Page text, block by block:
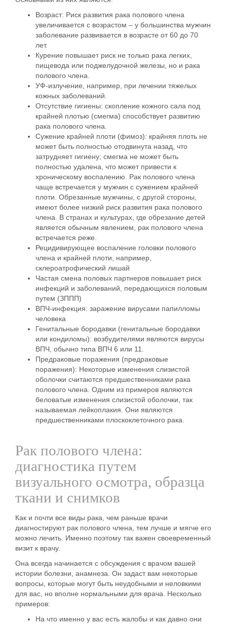
Возраст: Риск развития рака полового члена
увеличивается с возрастом – у большинства мужчин
заболевание развивается в возрасте от 60 до 70
лет.
Курение повышает риск не только рака легких,
пищевода или поджелудочной железы, но и рака
полового члена.
УФ-излучение
например, при лечении тяжелых
кожных заболеваний.
Отсутствие гигиены: скопление кожного сала под
крайней плотью (смегма) способствует развитию
рака полового члена.
Сужение крайней плоти (фимоз): крайняя плоть не
может быть полностью отодвинута назад, что
затрудняет гигиену; смегма не может быть
полностью удалена, что может привести к
хроническому воспалению. Рак полового члена
чаще встречается у мужчин с сужением крайней
плоти. Обрезанные мужчины, с другой стороны,
имеют более низкий риск развития рака полового
члена. В странах и культурах, где обрезание детей
является обычным явлением, рак полового члена
встречается реже.
Рецидивирующее воспаление головки полового
члена и крайней плоти, например,
склероатрофический лишай
Частая смена половых партнеров повышает риск
инфекций и заболеваний, передающихся половым
путем (ЗППП)
ВПЧ-инфекция: заражение вирусами папилломы
человека
Генитальные бородавки (генитальные бородавки
или кондиломы): возбудителями являются вирусы
ВПЧ, обычно типа ВПЧ 6 или 11.
Предраковые поражения (предраковые
поражения): Некоторые изменения слизистой
оболочки считаются предшественниками рака
полового члена. Одним из примеров являются
беловатые изменения слизистой оболочки, так
называемая лейкоплакия. Они являются
предшественниками плоскоклеточного рака.
Рак полового члена:
диагностика путем
визуального осмотра, образца
ткани и снимков
Как и почти все виды рака, чем раньше врачи
диагностируют рак полового члена, тем лучше и мягче его
можно лечить. Именно поэтому так важен своевременный
визит к врачу.
Она всегда начинается с обсуждения с врачом вашей
истории болезни, анамнеза. Он задаст вам некоторые
вопросы, которые могут быть неудобными и неловкими
для вас, но вполне нормальными для врача. Несколько
примеров:
На что именно у вас есть жалобы и как давно они